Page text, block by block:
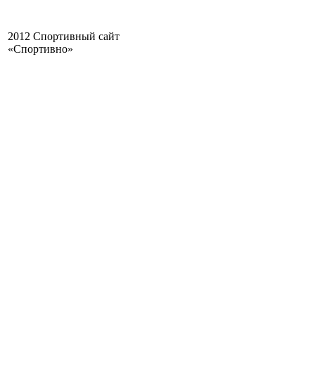
2012 Спортивный сайт
«Спортивно»